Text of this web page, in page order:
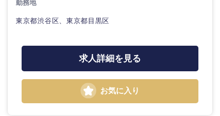
勤務地
東京都渋谷区、東京都目黒区
求人詳細を見る
お気に入り